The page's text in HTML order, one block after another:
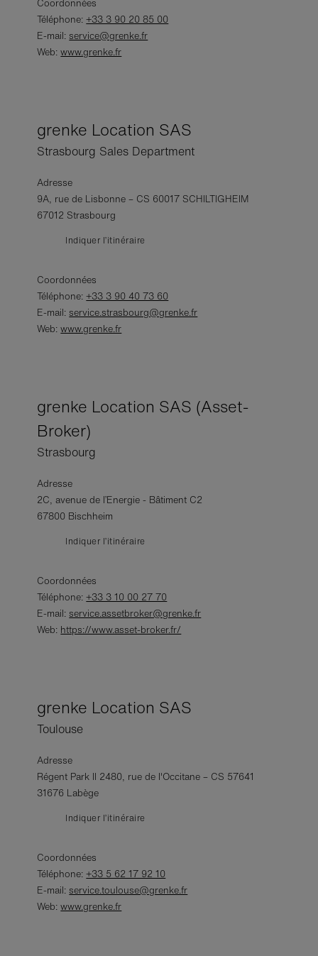
Coordonnées
Téléphone:+33 3 90 20 85 00
E-mail: service@grenke.fr
Web:www.grenke.fr
grenke Location SAS
Strasbourg Sales Department
Adresse
9A, rue de Lisbonne – CS 60017 SCHILTIGHEIM
67012 Strasbourg
Indiquer l’itinéraire
Coordonnées
Téléphone:+33 3 90 40 73 60
E-mail: service.strasbourg@grenke.fr
Web:www.grenke.fr
grenke Location SAS (Asset-
Broker)
Strasbourg
Adresse
2C, avenue de l’Energie - Bâtiment C2
67800 Bischheim
Indiquer l’itinéraire
Coordonnées
Téléphone:+33 3 10 00 27 70
E-mail: service.assetbroker@grenke.fr
Web: https://www.asset-broker.fr/
grenke Location SAS
Toulouse
Adresse
Régent Park II 2480, rue de l'Occitane – CS 57641
31676 Labège
Indiquer l’itinéraire
Coordonnées
Téléphone:+33 5 62 17 92 10
E-mail: service.toulouse@grenke.fr
Web:www.grenke.fr